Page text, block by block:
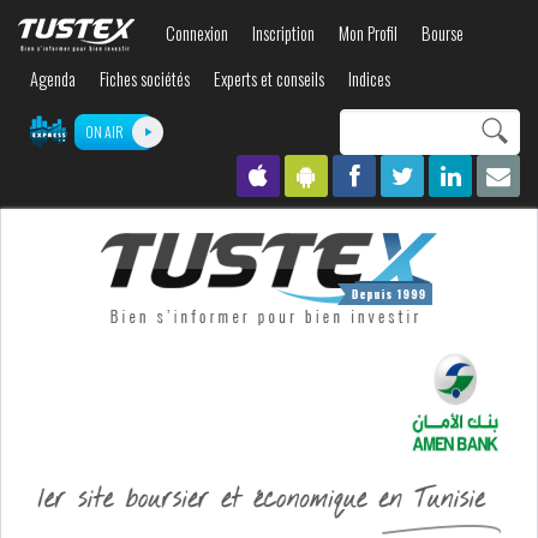
contenu
Connexion Inscription Mon Profil
Bourse
Agenda
Fiches sociétés Experts et conseils Indices
ON AIR
recherche